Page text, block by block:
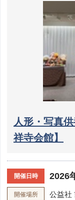
人形・写真
祥寺会館】
開催日時 2026
開催場所 公益社